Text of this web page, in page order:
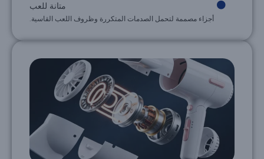
متانة للعب
أجزاء مصممة لتحمل الصدمات المتكررة وظروف اللعب القاسية.